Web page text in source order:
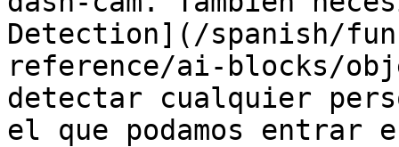
Detection](/spanish/
reference/ai-blocks/
detectar cualquier
el que podamos entrar